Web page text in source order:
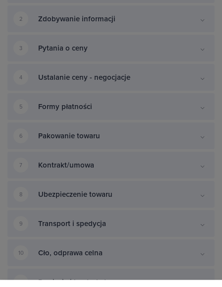
2 Zdobywanie informacji
3 Pytania o ceny
4 Ustalanie ceny - negocjacje
5 Formy płatności
6 Pakowanie towaru
7 Kontrakt/umowa
8 Ubezpieczenie towaru
9 Transport i spedycja
10 Cło, odprawa celna
11 Przyjęcie i kontrola towaru